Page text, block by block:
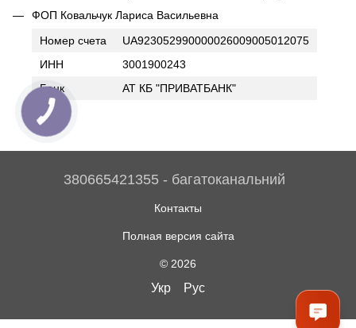
ФОП Ковальчук Лариса Васильевна
Номер счета
UA923052990000026009005012075
ИНН
3001900243
Банк
АТ КБ "ПРИВАТБАНК"
380665421355 - багатоканальний
Контакты
Полная версия сайта
© 2026
Укр Рус